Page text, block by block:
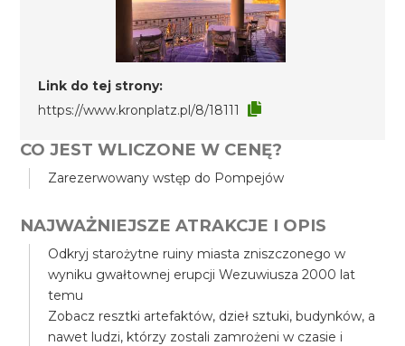
Link do tej strony:
https://www.kronplatz.pl/8/18111
CO JEST WLICZONE W CENĘ?
Zarezerwowany wstęp do Pompejów
NAJWAŻNIEJSZE ATRAKCJE I OPIS
Odkryj starożytne ruiny miasta zniszczonego w
wyniku gwałtownej erupcji Wezuwiusza 2000 lat
temu
Zobacz resztki artefaktów, dzieł sztuki, budynków, a
nawet ludzi, którzy zostali zamrożeni w czasie i